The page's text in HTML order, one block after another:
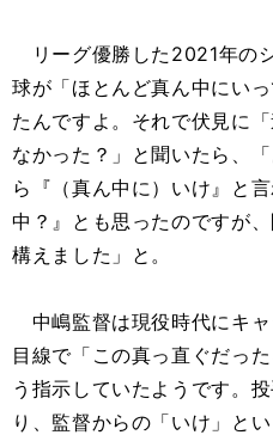
リーグ優勝した2021年の
球が「ほとんど真ん中にい
たんですよ。それで伏見に
なかった？」と聞いたら、
ら『（真ん中に）いけ』と
中？』とも思ったのですが
構えました」と。
中嶋監督は現役時代にキ
目線で「この真っ直ぐだっ
う指示していたようです。
り、監督からの「いけ」と